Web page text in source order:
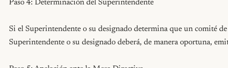
Paso 4: Determinación del Superintendente
Si el Superintendente o su designado determina que un comité
Superintendente o su designado deberá, de manera oportuna,